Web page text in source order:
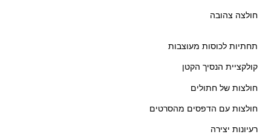
חולצה צהובה
תחתיות לכוסות מעוצבות
קולקציית הנסיך הקטן
חולצות של חתולים
חולצות עם הדפסים מהסרטים
רעיונות יצירה